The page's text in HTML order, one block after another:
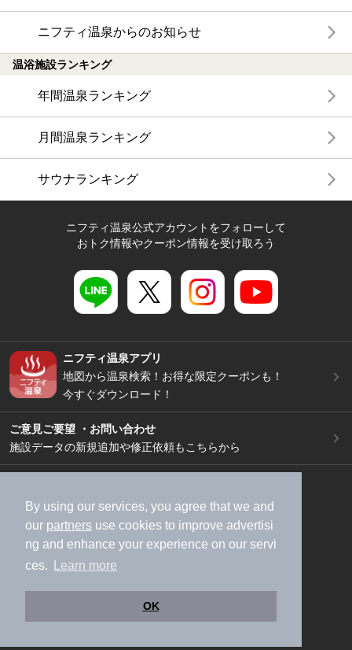
By using our services, you agree that we and
our partners use cookies to improve advertisi
ng and enhance your experience on our servi
ces.
Learn more
OK
ニフティ温泉からのお知らせ
温浴施設ランキング
年間温泉ランキング
月間温泉ランキング
サウナランキング
ニフティ温泉公式アカウントをフォローして
おトク情報やクーポン情報を受け取ろう
ニフティ温泉アプリ
地図から温泉検索！お得な限定クーポンも！
今すぐダウンロード！
ご意見ご要望 ・お問い合わせ
施設データの新規追加や修正依頼もこちらから
加盟店募集（資料請求）
広告出稿のご案内
利用規約
ライフスタイルMEMBERS+規約
特定商取引法に基づく表記
ヘルプ
採用情報
運営会社